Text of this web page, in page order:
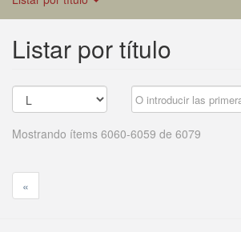
Listar por título
Mostrando ítems 6060-6059 de 6079
«